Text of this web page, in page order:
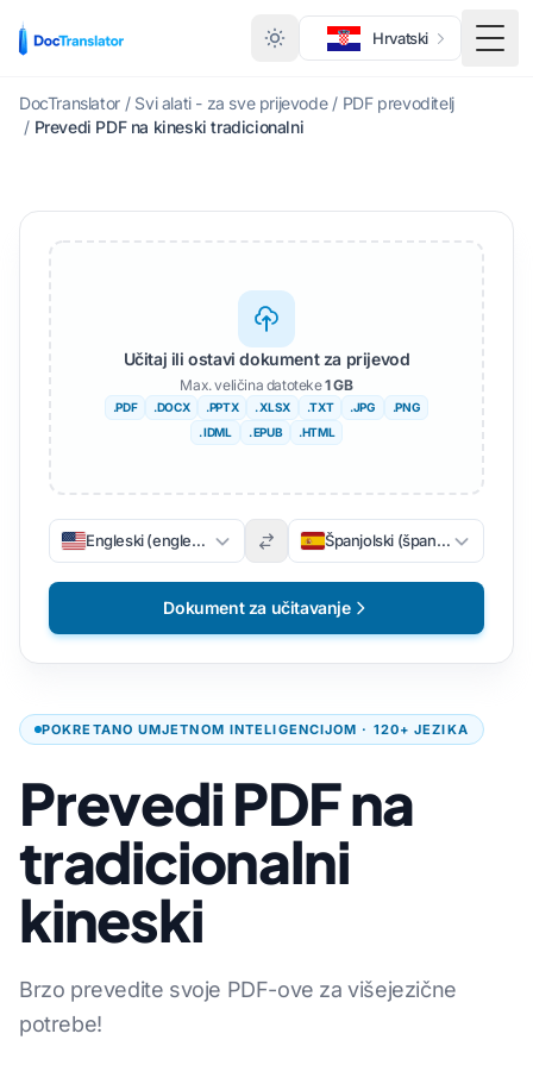
Hrvatski
DocTranslator / Svi alati - za sve prijevode / PDF prevoditelj
/ Prevedi PDF na kineski tradicionalni
POKRETANO UMJETNOM INTELIGENCIJOM · 120+ JEZIKA
Prevedi PDF na
tradicionalni
kineski
Brzo prevedite svoje PDF-ove za višejezične
potrebe!
Učitaj ili ostavi dokument za prijevod
Max. veličina datoteke1 GB
.PDF .DOCX .PPTX . XLSX .TXT .JPG
.PNG
. IDML
. EPUB .HTML
Engleski (engleski) Španjolski (španjolski)
Dokument za učitavanje